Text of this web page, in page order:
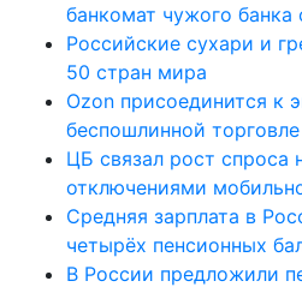
банкомат чужого банка
Российские сухари и
50 стран мира
Ozon присоединится к
беспошлинной
ЦБ связал рост спроса
отключениями
Средняя зарплата в
четырёх пенсионных
В России предложили